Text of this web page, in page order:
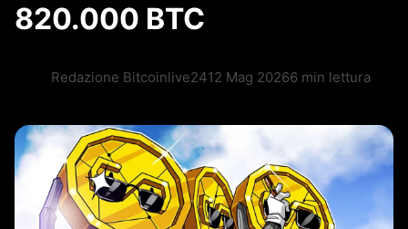
820.000 BTC
Redazione Bitcoinlive2412 Mag 20266 min lettura